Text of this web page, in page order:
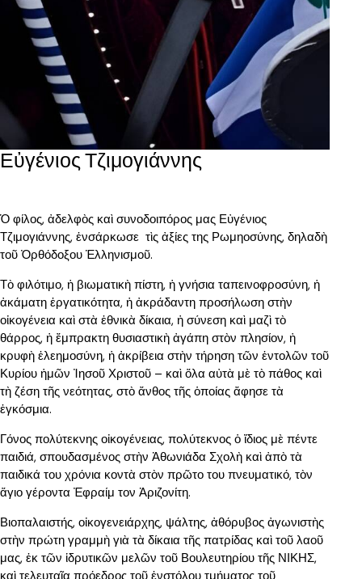
Εὐγένιος Τζιμογιάννης
Ὁ φίλος, ἀδελφὸς καὶ συνοδοιπόρος μας Εὐγένιος
Τζιμογιάννης, ἐνσάρκωσε τὶς ἀξίες της Ρωμηοσύνης, δηλαδὴ
τοῦ Ὀρθόδοξου Ἑλληνισμοῦ.
Τὸ φιλότιμο, ἡ βιωματικὴ πίστη, ἡ γνήσια ταπεινοφροσύνη, ἡ
ἀκάματη ἐργατικότητα, ἡ ἀκράδαντη προσήλωση στὴν
οἰκογένεια καὶ στὰ ἐθνικὰ δίκαια, ἡ σύνεση καὶ μαζὶ τὸ
θάρρος, ἡ ἔμπρακτη θυσιαστικὴ ἀγάπη στὸν πλησίον, ἡ
κρυφὴ ἐλεημοσύνη, ἡ ἀκρίβεια στὴν τήρηση τῶν ἐντολῶν τοῦ
Κυρίου ἡμῶν Ἰησοῦ Χριστοῦ – καὶ ὅλα αὐτὰ μὲ τὸ πάθος καὶ
τὴ ζέση τῆς νεότητας, στὸ ἄνθος τῆς ὁποίας ἄφησε τὰ
ἐγκόσμια.
Γόνος πολύτεκνης οἰκογένειας, πολύτεκνος ὁ ἴδιος μὲ πέντε
παιδιά, σπουδασμένος στὴν Ἀθωνιάδα Σχολὴ καὶ ἀπὸ τὰ
παιδικά του χρόνια κοντὰ στὸν πρῶτο του πνευματικό, τὸν
ἅγιο γέροντα Ἐφραίμ τον Ἀριζονίτη.
Βιοπαλαιστής, οἰκογενειάρχης, ψάλτης, ἀθόρυβος ἀγωνιστὴς
στὴν πρώτη γραμμὴ γιὰ τὰ δίκαια τῆς πατρίδας καὶ τοῦ λαοῦ
μας, ἐκ τῶν ἱδρυτικῶν μελῶν τοῦ Βουλευτηρίου τῆς ΝΙΚΗΣ,
καὶ τελευταῖα πρόεδρος τοῦ ἐνστόλου τμήματος τοῦ